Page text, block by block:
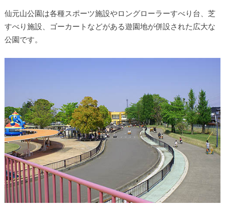
仙元山公園は各種スポーツ施設やロングローラーすべり台、芝
すべり施設、ゴーカートなどがある遊園地が併設された広大な
公園です。